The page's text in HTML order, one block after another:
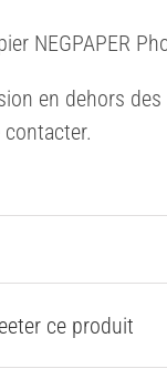
NEGPAPER
en dehors
contacter.
ce produit